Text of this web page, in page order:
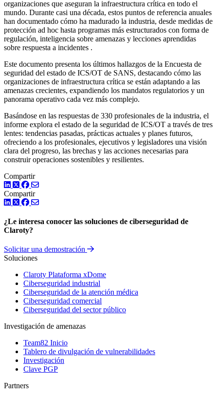
organizaciones que aseguran la infraestructura crítica en todo el
mundo. Durante casi una década, estos puntos de referencia anuales
han documentado cómo ha madurado la industria, desde medidas de
protección ad hoc hasta programas más estructurados con forma de
regulación, inteligencia sobre amenazas y lecciones aprendidas
sobre respuesta a incidentes .
Este documento presenta los últimos hallazgos de la Encuesta de
seguridad del estado de ICS/OT de SANS, destacando cómo las
organizaciones de infraestructura crítica se están adaptando a las
amenazas crecientes, expandiendo los mandatos regulatorios y un
panorama operativo cada vez más complejo.
Basándose en las respuestas de 330 profesionales de la industria, el
informe explora el estado de la seguridad de ICS/OT a través de tres
lentes: tendencias pasadas, prácticas actuales y planes futuros,
ofreciendo a los profesionales, ejecutivos y legisladores una visión
clara del progreso, las brechas y las acciones necesarias para
construir operaciones sostenibles y resilientes.
Compartir
LinkedIn
TwitterFacebook
Compartir
LinkedIn
TwitterFacebook
¿Le interesa conocer las soluciones de ciberseguridad de
Claroty?
Solicitar una demostración
Soluciones
Claroty Plataforma xDome
Ciberseguridad industrial
Ciberseguridad de la atención médica
Ciberseguridad comercial
Ciberseguridad del sector público
Investigación de amenazas
Team82 Inicio
Tablero de divulgación de vulnerabilidades
Investigación
Clave PGP
Partners